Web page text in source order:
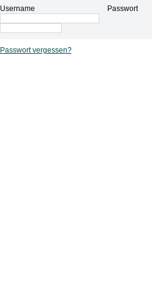
Username Passwort
Passwort vergessen?